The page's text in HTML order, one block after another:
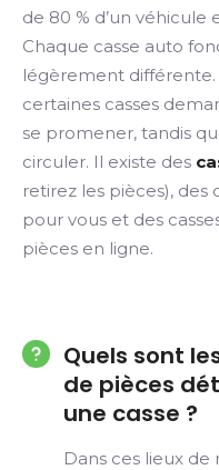
de 80 % d’un véhicule
Chaque casse auto
légèrement différente.
certaines casses
se promener, tandis
circuler. Il existe des
retirez les pièces), des
pour vous et des
pièces en ligne.
Quels sont
de pièces
une casse ?
Dans ces lieux